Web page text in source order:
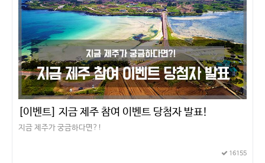
[이벤트] 지금 제주 참여 이벤트 당첨자 발표!
지금 제주가 궁금하다면?!
16155